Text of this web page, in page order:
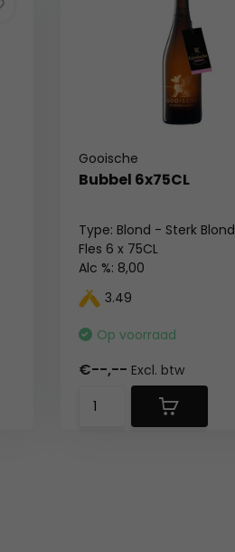
Gooische
Bubbel 6x75CL
Type: Blond - Sterk Blond
Fles 6 x 75CL
Alc %: 8,00
3.49
Op voorraad
€--,-- Excl. btw